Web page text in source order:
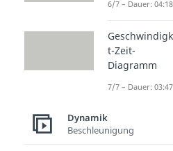
nimmst.
Formel:
E
6/7 – Dauer: 04:18
t-Zeit-
Diagramm
7/7 – Dauer: 03:47
Dynamik
Beschleunigung